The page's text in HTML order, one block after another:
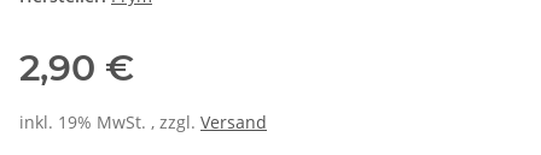
2,90 €
inkl. 19% MwSt. , zzgl. Versand